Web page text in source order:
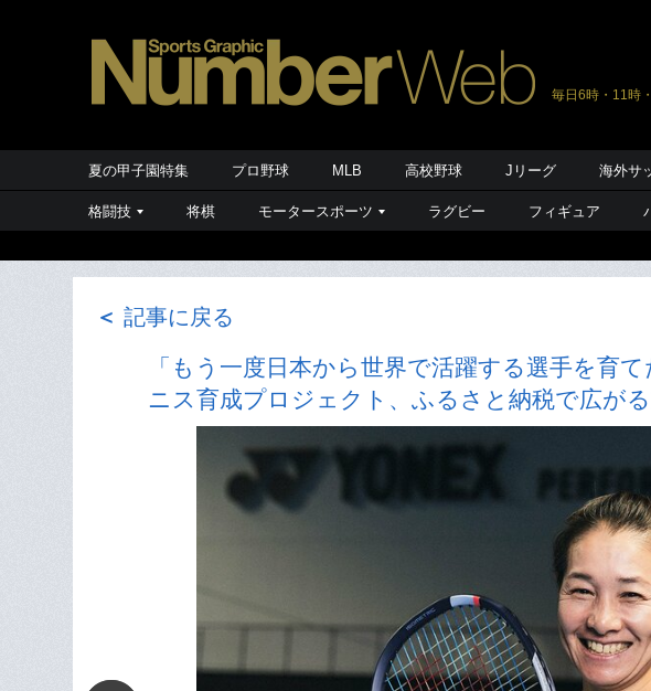
毎日6時・11時
夏の甲子園特集 プロ野球 MLB 高校野球 Jリーグ 海外サ
格闘技 将棋 モータースポーツ ラグビー フィギュア
＜ 記事に戻る
「もう一度日本から世界で活躍する選手を育
ニス育成プロジェクト、ふるさと納税で広が